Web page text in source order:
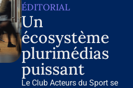
ÉDITORIAL
Un
écosystème
plurimédias
puissant
Le Club Acteurs du Sport se